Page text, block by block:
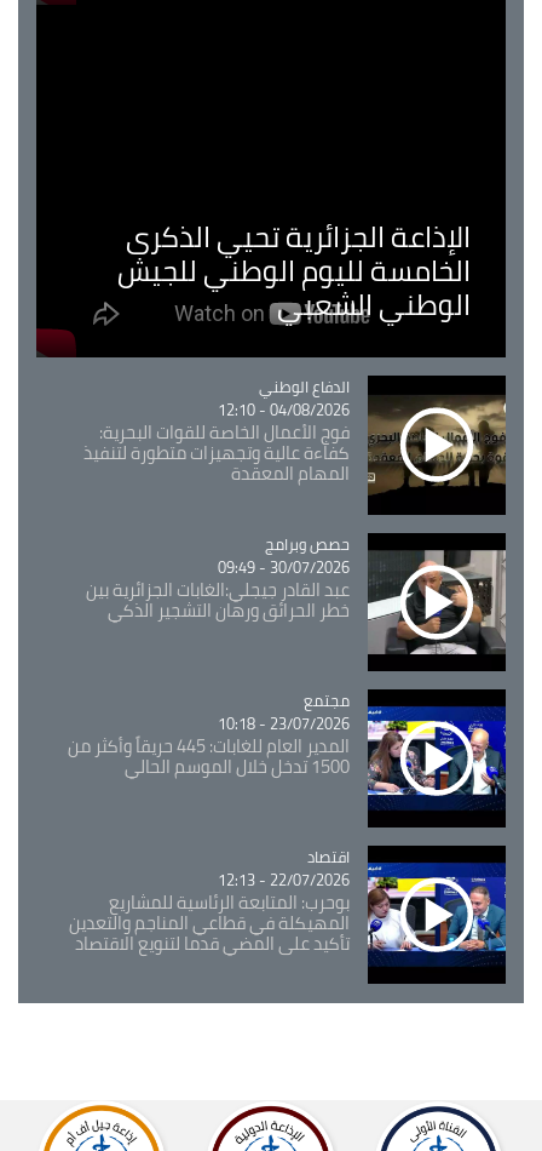
الإذاعة الجزائرية تحيي الذكرى
الخامسة لليوم الوطني للجيش
الوطني الشعبي
Catégorie
الدفاع الوطني
04/08/2026 - 12:10
فوج الأعمال الخاصة للقوات البحرية:
كفاءة عالية وتجهيزات متطورة لتنفيذ
المهام المعقدة
Catégorie
حصص وبرامج
30/07/2026 - 09:49
عبد القادر جيجلي:الغابات الجزائرية بين
خطر الحرائق ورهان التشجير الذكي
Catégorie
مجتمع
23/07/2026 - 10:18
المدير العام للغابات: 445 حريقاً وأكثر من
1500 تدخل خلال الموسم الحالي
Catégorie
اقتصاد
22/07/2026 - 12:13
بوحرب: المتابعة الرئاسية للمشاريع
المهيكلة في قطاعي المناجم والتعدين
تأكيد على المضي قدما لتنويع الاقتصاد